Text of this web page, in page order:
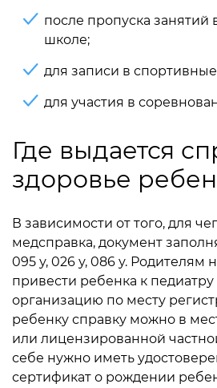
после пропуска занятий
школе;
для записи в
для участия в
Где выдается
здоровье
В зависимости от того, для
медсправка, документ
095 у, 026 у, 086 у. Родителям
привести ребенка к
организацию по месту
ребенку справку можно в
или лицензированной
себе нужно иметь
сертификат о рождении